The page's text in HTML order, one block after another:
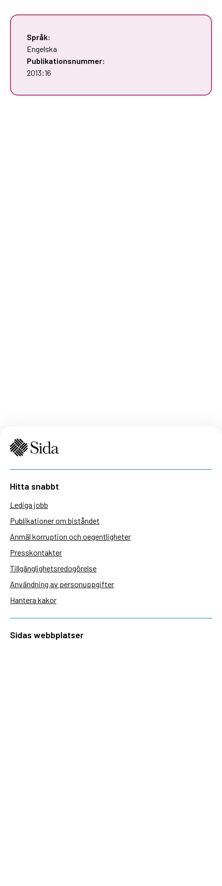
Språk:
Engelska
Publikationsnummer:
2013:16
Hitta snabbt
Lediga jobb
Publikationer om biståndet
Anmäl korruption och oegentligheter
Presskontakter
Tillgänglighetsredogörelse
Användning av personuppgifter
Hantera kakor
Sidas webbplatser